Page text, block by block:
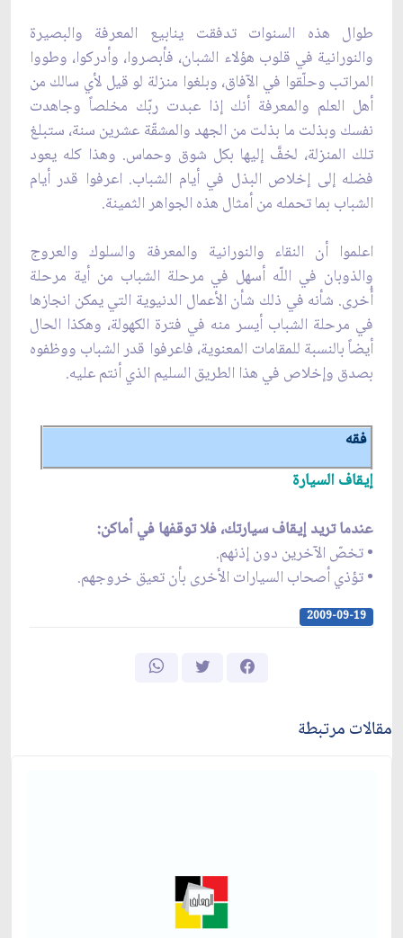
طوال هذه السنوات تدفقت ينابيع المعرفة والبصيرة
والنورانية في قلوب هؤلاء الشبان، فأبصروا، وأدركوا، وطووا
المراتب وحلّقوا في الآفاق، وبلغوا منزلة لو قيل لأي سالك من
أهل العلم والمعرفة أنك إذا عبدت ربّك مخلصاً وجاهدت
نفسك وبذلت ما بذلت من الجهد والمشقّة عشرين سنة، ستبلغ
تلك المنزلة، لخفَّ إليها بكل شوق وحماس. وهذا كله يعود
فضله إلى إخلاص البذل في أيام الشباب. اعرفوا قدر أيام
الشباب بما تحمله من أمثال هذه الجواهر الثمينة.
اعلموا أن النقاء والنورانية والمعرفة والسلوك والعروج
والذوبان في اللّه أسهل في مرحلة الشباب من أية مرحلة
أُخرى. شأنه في ذلك شأن الأعمال الدنيوية التي يمكن انجازها
في مرحلة الشباب أيسر منه في فترة الكهولة، وهكذا الحال
أيضاً بالنسبة للمقامات المعنوية، فاعرفوا قدر الشباب ووظفوه
بصدق وإخلاص في هذا الطريق السليم الذي أنتم عليه.
فقه
إيقاف السيارة
عندما تريد إيقاف سيارتك، فلا توقفها في أماكن:
• تخصّ الآخرين دون إذنهم.
• تؤذي أصحاب السيارات الأخرى بأن تعيق خروجهم.
2009-09-19
مقالات مرتبطة